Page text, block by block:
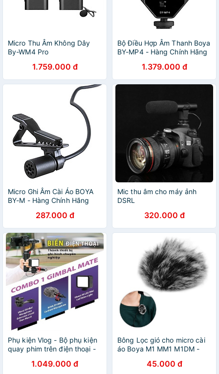
Micro Thu Âm Không Dây
By-WM4 Pro
1.759.000 đ
Bộ Điều Hợp Âm Thanh Boya
BY-MP4 - Hàng Chính Hãng
1.379.000 đ
Micro Ghi Âm Cài Áo BOYA
BY-M - Hàng Chính Hãng
287.000 đ
Mic thu âm cho máy ảnh
DSRL
320.000 đ
Phụ kiện Vlog - Bộ phụ kiện
quay phim trên điện thoại -
Boya By-MM1
1.049.000 đ
Bông Lọc gió cho micro cài
áo Boya M1 MM1 M1DM -
45.000 đ